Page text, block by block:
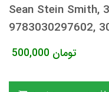
Sean Stein Smith,
9783030297602,
500,000 تومان